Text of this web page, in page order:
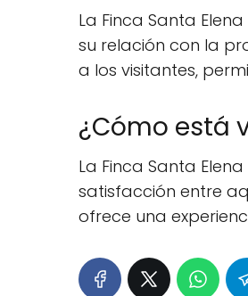
La Finca Santa
su relación con la
a los visitantes,
¿Cómo está
La Finca Santa
satisfacción entre
ofrece una